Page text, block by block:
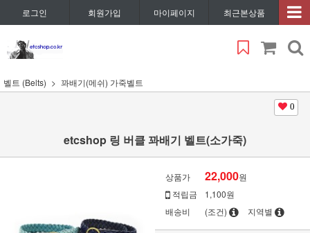
로그인 회원가입 마이페이지 최근본상품
벨트 (Belts) 꽈배기(메쉬) 가죽벨트
0
etcshop 링 버클 꽈배기 벨트(소가죽)
상품가 22,000원
적립금
1,100원
배송비
(조건) 지역별